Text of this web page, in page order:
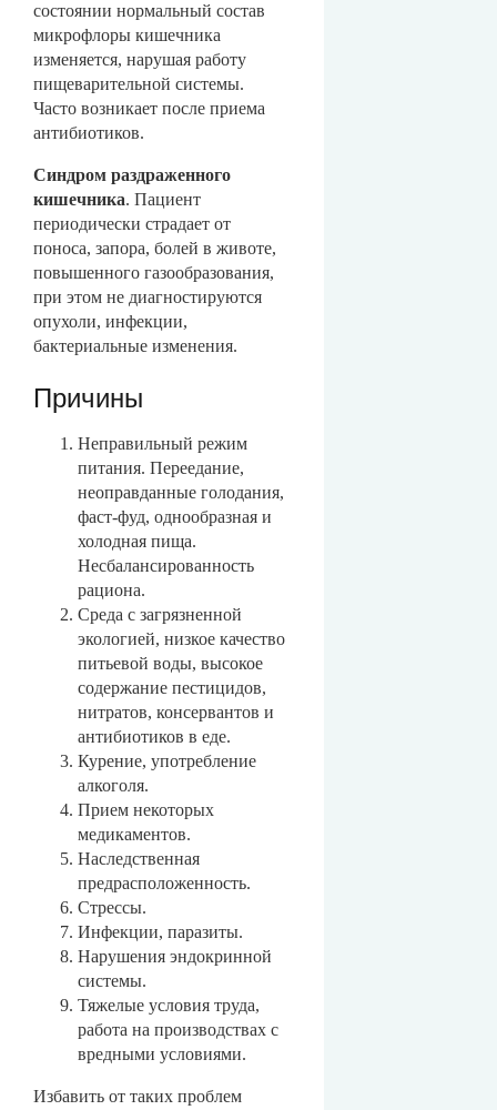
состоянии нормальный состав
микрофлоры кишечника
изменяется, нарушая работу
пищеварительной системы.
Часто возникает после приема
антибиотиков.
Синдром раздраженного
кишечника. Пациент
периодически страдает от
поноса, запора, болей в животе,
повышенного газообразования,
при этом не диагностируются
опухоли, инфекции,
бактериальные изменения.
Причины
Неправильный режим
питания. Переедание,
неоправданные голодания,
фаст-фуд, однообразная и
холодная пища.
Несбалансированность
рациона.
Среда с загрязненной
экологией, низкое качество
питьевой воды, высокое
содержание пестицидов,
нитратов, консервантов и
антибиотиков в еде.
Курение, употребление
алкоголя.
Прием некоторых
медикаментов.
Наследственная
предрасположенность.
Стрессы.
Инфекции, паразиты.
Нарушения эндокринной
системы.
Тяжелые условия труда,
работа на производствах с
вредными условиями.
Избавить от таких проблем